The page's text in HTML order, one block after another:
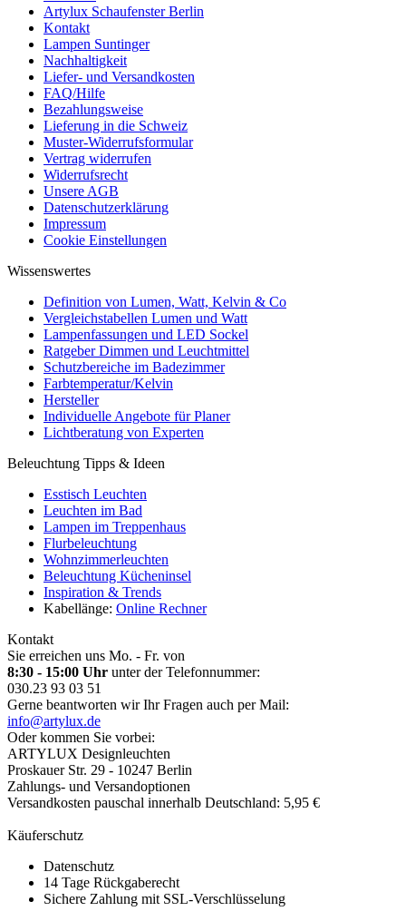
Artylux Schaufenster Berlin
Kontakt
Lampen Suntinger
Nachhaltigkeit
Liefer- und Versandkosten
FAQ/Hilfe
Bezahlungsweise
Lieferung in die Schweiz
Muster-Widerrufsformular
Vertrag widerrufen
Widerrufsrecht
Unsere AGB
Datenschutzerklärung
Impressum
Cookie Einstellungen
Wissenswertes
Definition von Lumen, Watt, Kelvin & Co
Vergleichstabellen Lumen und Watt
Lampenfassungen und LED Sockel
Ratgeber Dimmen und Leuchtmittel
Schutzbereiche im Badezimmer
Farbtemperatur/Kelvin
Hersteller
Individuelle Angebote für Planer
Lichtberatung von Experten
Beleuchtung Tipps & Ideen
Esstisch Leuchten
Leuchten im Bad
Lampen im Treppenhaus
Flurbeleuchtung
Wohnzimmerleuchten
Beleuchtung Kücheninsel
Inspiration & Trends
Kabellänge: Online Rechner
Kontakt
Sie erreichen uns Mo. - Fr. von
8:30 - 15:00 Uhr unter der Telefonnummer:
030.23 93 03 51
Gerne beantworten wir Ihr Fragen auch per Mail:
info@artylux.de
Oder kommen Sie vorbei:
ARTYLUX Designleuchten
Proskauer Str. 29 - 10247 Berlin
Zahlungs- und Versandoptionen
Versandkosten pauschal innerhalb Deutschland: 5,95 €
Käuferschutz
Datenschutz
14 Tage Rückgaberecht
Sichere Zahlung mit SSL-Verschlüsselung